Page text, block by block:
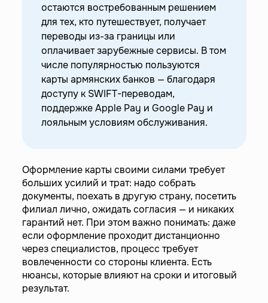
—Как все разрешилось?
—Открытие карты Армении без сложностей
остаются востребованным решением
для тех, кто путешествует, получает
переводы из-за границы или
оплачивает зарубежные сервисы. В том
числе популярностью пользуются
карты армянских банков — благодаря
доступу к SWIFT-переводам,
поддержке Apple Pay и Google Pay и
лояльным условиям обслуживания.
Оформление карты своими силами требует
больших усилий и трат: надо собрать
документы, поехать в другую страну, посетить
филиал лично, ожидать согласия — и никаких
гарантий нет. При этом важно понимать: даже
если оформление проходит дистанционно
через специалистов, процесс требует
вовлеченности со стороны клиента. Есть
нюансы, которые влияют на сроки и итоговый
результат.